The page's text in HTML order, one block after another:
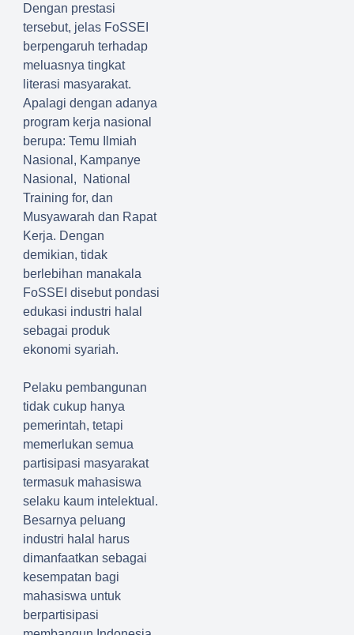
Dengan prestasi
tersebut, jelas FoSSEI
berpengaruh terhadap
meluasnya tingkat
literasi masyarakat.
Apalagi dengan adanya
program kerja nasional
berupa: Temu Ilmiah
Nasional, Kampanye
Nasional, National
Training for, dan
Musyawarah dan Rapat
Kerja. Dengan
demikian, tidak
berlebihan manakala
FoSSEI disebut pondasi
edukasi industri halal
sebagai produk
ekonomi syariah.
Pelaku pembangunan
tidak cukup hanya
pemerintah, tetapi
memerlukan semua
partisipasi masyarakat
termasuk mahasiswa
selaku kaum intelektual.
Besarnya peluang
industri halal harus
dimanfaatkan sebagai
kesempatan bagi
mahasiswa untuk
berpartisipasi